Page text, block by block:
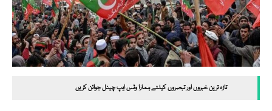
تازہ ترین خبروں اور تبصروں کیلئے ہمارا وٹس ایپ چینل جوائن کریں